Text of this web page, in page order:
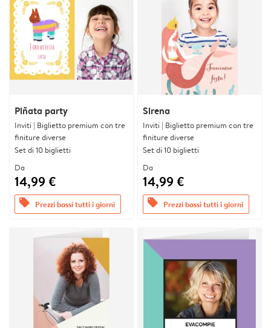
Piñata party
Inviti | Biglietto premium con tre
finiture diverse
Set di 10 biglietti
Da
14,99 €
offers Prezzi bassi tutti i giorni
Sirena
Inviti | Biglietto premium con tre
finiture diverse
Set di 10 biglietti
Da
14,99 €
offers Prezzi bassi tutti i giorni